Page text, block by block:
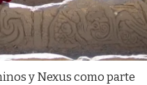
y Nexus como parte